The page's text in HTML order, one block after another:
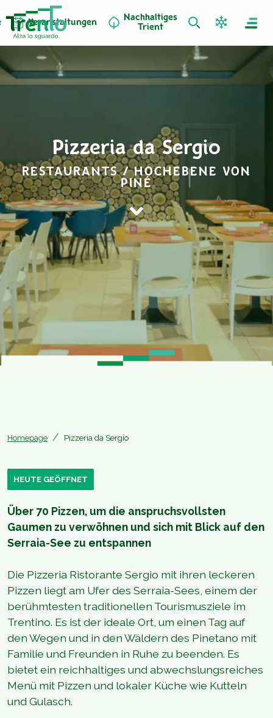
Veranstaltungen
Nachhaltiges
Trient
Pizzeria da Sergio
RESTAURANTS / HOCHEBENE VON
PINÉ
Homepage Pizzeria da Sergio
HEUTE GEÖFFNET
Über 70 Pizzen, um die anspruchsvollsten
Gaumen zu verwöhnen und sich mit Blick auf den
Serraia-See zu entspannen
Die Pizzeria Ristorante Sergio mit ihren leckeren
Pizzen liegt am Ufer des Serraia-Sees, einem der
berühmtesten traditionellen Tourismusziele im
Trentino. Es ist der ideale Ort, um einen Tag auf
den Wegen und in den Wäldern des Pinetano mit
Familie und Freunden in Ruhe zu beenden. Es
bietet ein reichhaltiges und abwechslungsreiches
Menü mit Pizzen und lokaler Küche wie Kutteln
und Gulasch.